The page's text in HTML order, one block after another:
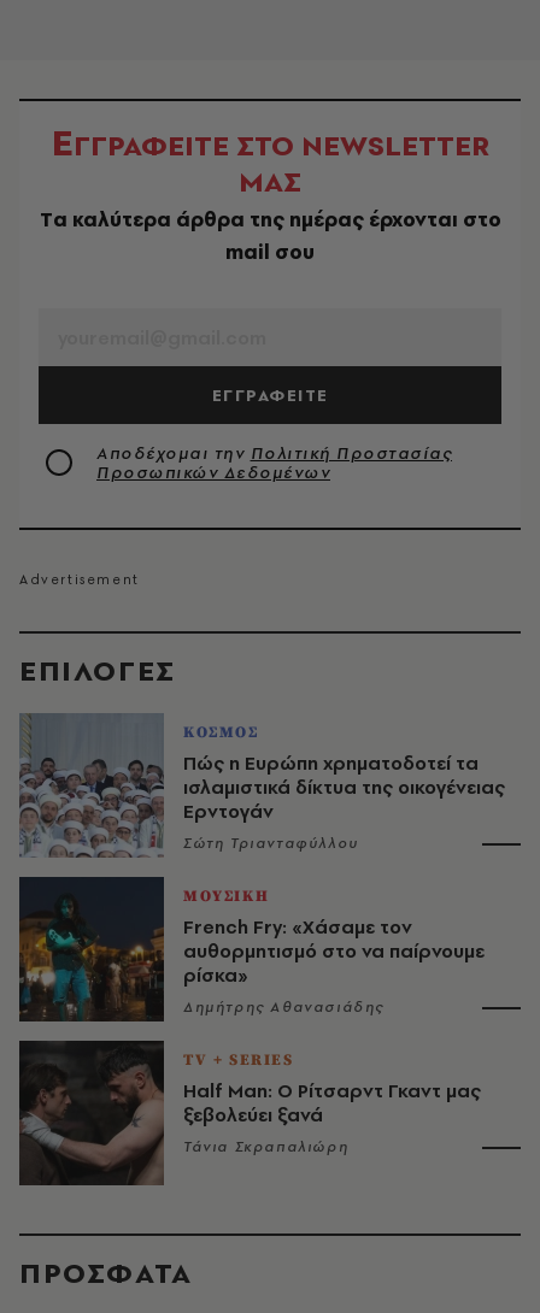
EΠΙΛΟΓΈΣ
ΚΟΣΜΟΣ
Πώς η Ευρώπη χρηματοδοτεί τα
ισλαμιστικά δίκτυα της οικογένειας
Ερντογάν
Σώτη Τριανταφύλλου
ΜΟΥΣΙΚΗ
French Fry: «Χάσαμε τον
αυθορμητισμό στο να παίρνουμε
ρίσκα»
Δημήτρης Αθανασιάδης
TV + SERIES
Half Man: Ο Ρίτσαρντ Γκαντ μας
ξεβολεύει ξανά
Τάνια Σκραπαλιώρη
ΕΓΓΡΑΦΕΙΤΕ ΣΤΟ NEWSLETTER
ΜΑΣ
Tα καλύτερα άρθρα της ημέρας έρχονται στο
mail σου
ΕΓΓΡΑΦΕΙΤΕ
Αποδέχομαι την Πολιτική Προστασίας
Προσωπικών Δεδομένων
ΠΡΟΣΦΑΤΑ